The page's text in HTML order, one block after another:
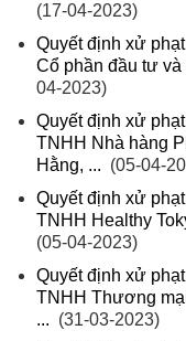
(17-04-2023)
Quyết định xử
Cổ phần đầu tư
04-2023)
Quyết định xử
TNHH Nhà hàng
Hằng, ... (05-04-
Quyết định xử
TNHH Healthy
(05-04-2023)
Quyết định xử
TNHH Thương
... (31-03-2023)